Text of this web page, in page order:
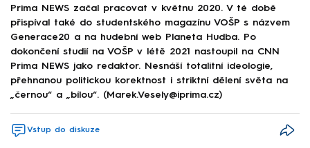
Prima NEWS začal pracovat v květnu 2020. V té době
přispíval také do studentského magazínu VOŠP s názvem
Generace20 a na hudební web Planeta Hudba. Po
dokončení studií na VOŠP v létě 2021 nastoupil na CNN
Prima NEWS jako redaktor. Nesnáší totalitní ideologie,
přehnanou politickou korektnost i striktní dělení světa na
„černou“ a „bílou“. (Marek.Vesely@iprima.cz)
Vstup do diskuze